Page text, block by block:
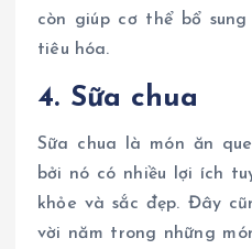
còn giúp cơ thể bổ
tiêu hóa.
4. Sữa chua
Sữa chua là món ăn
bởi nó có nhiều lợi ích
khỏe và sắc đẹp. Đây
vời năm trong những